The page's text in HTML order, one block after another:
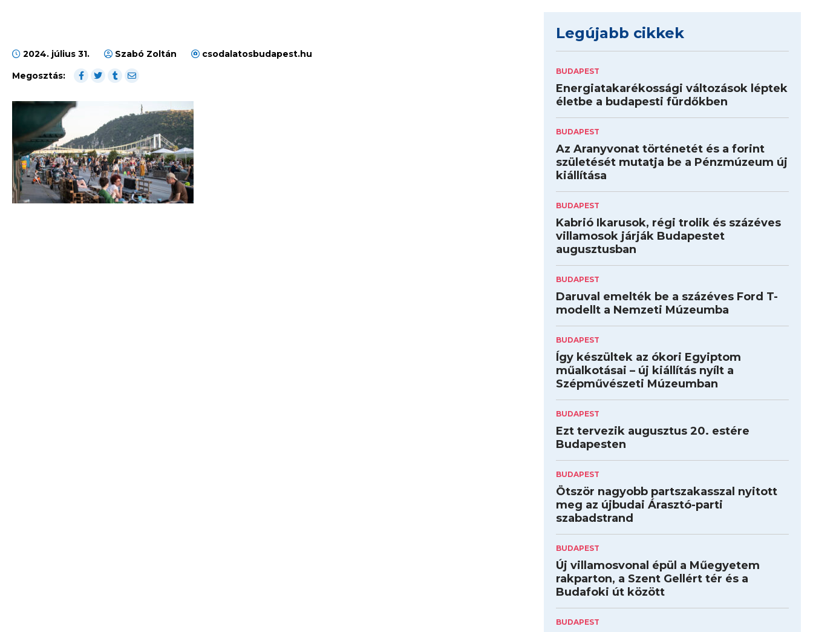
2024. július 31. Szabó Zoltán
csodalatosbudapest.hu
Megosztás:
Legújabb cikkek
BUDAPEST
Energiatakarékossági változások léptek
életbe a budapesti fürdőkben
BUDAPEST
Az Aranyvonat történetét és a forint
születését mutatja be a Pénzmúzeum új
kiállítása
BUDAPEST
Kabrió Ikarusok, régi trolik és százéves
villamosok járják Budapestet
augusztusban
BUDAPEST
Daruval emelték be a százéves Ford T-
modellt a Nemzeti Múzeumba
BUDAPEST
Így készültek az ókori Egyiptom
műalkotásai – új kiállítás nyílt a
Szépművészeti Múzeumban
BUDAPEST
Ezt tervezik augusztus 20. estére
Budapesten
BUDAPEST
Ötször nagyobb partszakasszal nyitott
meg az újbudai Árasztó-parti
szabadstrand
BUDAPEST
Új villamosvonal épül a Műegyetem
rakparton, a Szent Gellért tér és a
Budafoki út között
BUDAPEST